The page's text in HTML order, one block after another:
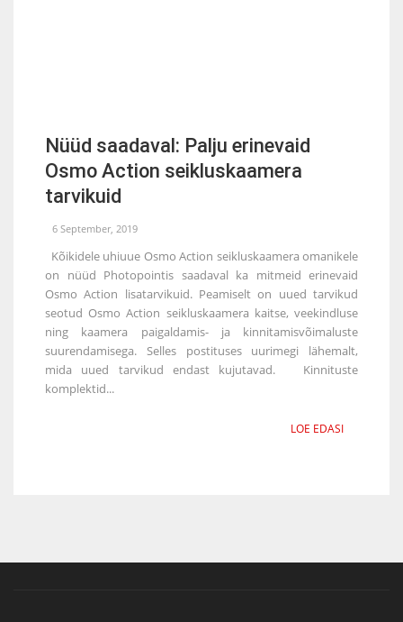
Nüüd saadaval: Palju erinevaid
Osmo Action seikluskaamera
tarvikuid
6 September, 2019
Kõikidele uhiuue Osmo Action seikluskaamera omanikele
on nüüd Photopointis saadaval ka mitmeid erinevaid
Osmo Action lisatarvikuid. Peamiselt on uued tarvikud
seotud Osmo Action seikluskaamera kaitse, veekindluse
ning kaamera paigaldamis- ja kinnitamisvõimaluste
suurendamisega. Selles postituses uurimegi lähemalt,
mida uued tarvikud endast kujutavad. Kinnituste
komplektid...
LOE EDASI